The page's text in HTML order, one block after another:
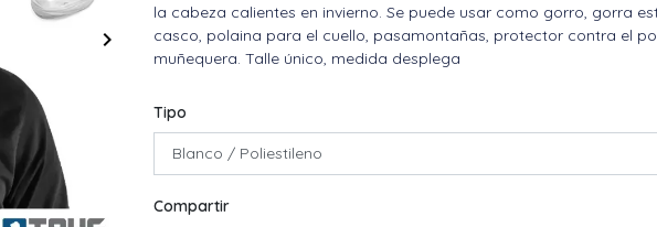
Siguiente
keyboard_arrow_right
la cabeza calientes en invierno. Se puede usar como gorro, gorra
casco, polaina para el cuello, pasamontañas, protector contra el
muñequera. Talle único, medida desplega
Tipo
Compartir